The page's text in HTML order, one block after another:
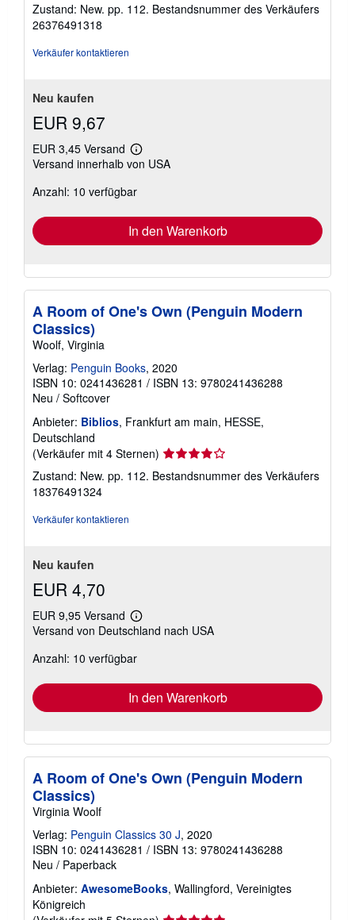
von
Zustand: New. pp. 112. Bestandsnummer des Verkäufers
26376491318
Verkäufer kontaktieren
Neu kaufen
EUR 9,67
EUR 3,45 Versand
Weitere
Informationen
Versandkosten
Versand innerhalb von USA
Anzahl: 10 verfügbar
In den Warenkorb
A Room of One's Own (Penguin Modern
Classics)
Woolf, Virginia
Verlag: Penguin Books, 2020
ISBN 10: 0241436281 / ISBN 13: 9780241436288
Neu / Softcover
Anbieter: Biblios, Frankfurt am main, HESSE,
Deutschland
(Verkäufer mit 4 Sternen) Verkäuferbewertung
von
Zustand: New. pp. 112. Bestandsnummer des Verkäufers
18376491324
Verkäufer kontaktieren
Neu kaufen
EUR 4,70
EUR 9,95 Versand
Weitere
Informationen
Versandkosten
Versand von Deutschland nach USA
Anzahl: 10 verfügbar
In den Warenkorb
A Room of One's Own (Penguin Modern
Classics)
Virginia Woolf
Verlag: Penguin Classics 30 J, 2020
ISBN 10: 0241436281 / ISBN 13: 9780241436288
Neu / Paperback
Anbieter: AwesomeBooks, Wallingford, Vereinigtes
Königreich